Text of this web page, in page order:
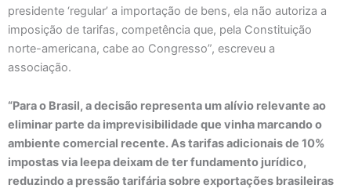
presidente ‘regular’ a importação de bens, ela não autoriza a
imposição de tarifas, competência que, pela Constituição
norte-americana, cabe ao Congresso”, escreveu a
associação.
“Para o Brasil, a decisão representa um alívio relevante ao
eliminar parte da imprevisibilidade que vinha marcando o
ambiente comercial recente. As tarifas adicionais de 10%
impostas via Ieepa deixam de ter fundamento jurídico,
reduzindo a pressão tarifária sobre exportações brasileiras